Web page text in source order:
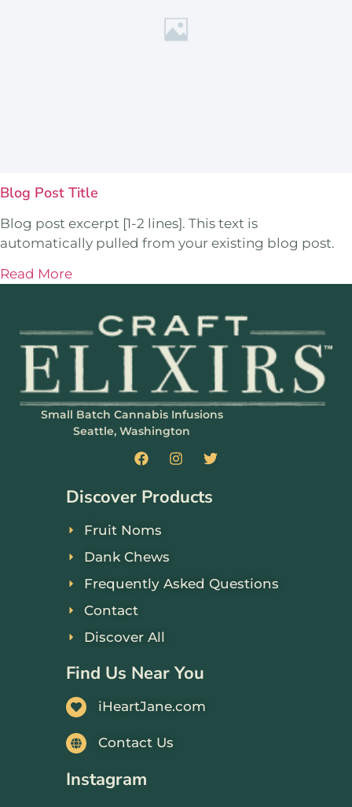
Blog Post Title
Blog post excerpt [1-2 lines]. This text is
automatically pulled from your existing blog post.
Read More
Small Batch Cannabis Infusions
Seattle, Washington
Discover Products
Fruit Noms
Dank Chews
Frequently Asked Questions
Contact
Discover All
Find Us Near You
iHeartJane.com
Contact Us
Instagram